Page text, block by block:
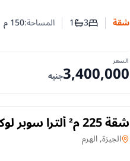
شقة
عدد غرف النوم
3عدد الحمامات
1 المساحة:150م
السعر
3,400,000جنيه
شقة 225 م²
مميز
شقةفي
الجيزة, الهرم